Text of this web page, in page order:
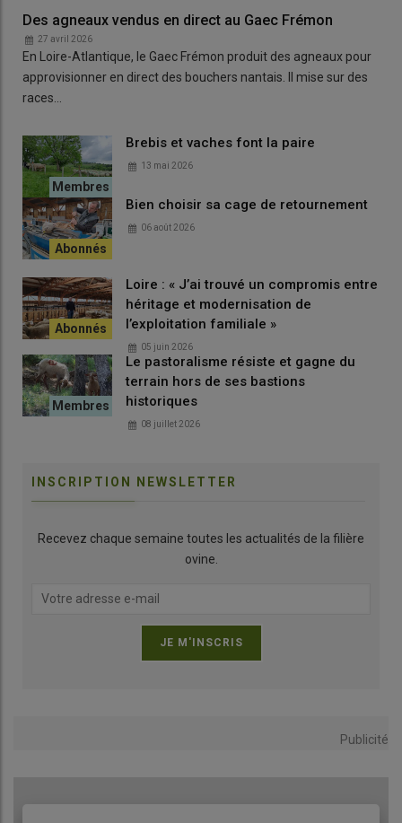
particulière, et comme nous proposions de la restauration en
extérieur, nous étions dans les clous. »
Vacanciers, locaux, éleveurs… parfois jusqu’à
que propose la Ferme du Payssas.
cela 800 kilos d’agneau stockés en congélation depuis le début
, confie-t-il.Les estivales
Des agneaux vendus en direct au Gaec Frémon
27 avril 2026
En Loire-Atlantique, le Gaec Frémon produit des agneaux pour
approvisionner en direct des bouchers nantais. Il mise sur des
races…
Brebis et vaches font la paire
13 mai 2026
Bien choisir sa cage de retournement
06 août 2026
Loire : « J’ai trouvé un compromis entre
héritage et modernisation de
l’exploitation familiale »
05 juin 2026
Le pastoralisme résiste et gagne du
terrain hors de ses bastions
historiques
08 juillet 2026
INSCRIPTION NEWSLETTER
Recevez chaque semaine toutes les actualités de la filière
ovine.
Publicité